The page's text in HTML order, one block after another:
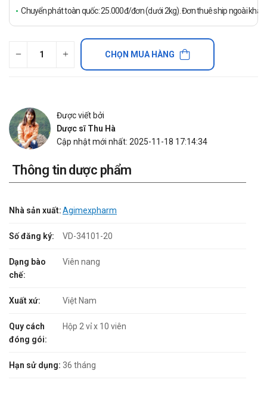
Chuyển phát toàn quốc: 25.000đ/đơn (dưới 2kg). Đơn thuê ship ngoài
CHỌN MUA HÀNG
Được viết bởi
Dược sĩ Thu Hà
Cập nhật mới nhất: 2025-11-18 17:14:34
Thông tin dược phẩm
Nhà sản xuất:Agimexpharm
Số đăng ký: VD-34101-20
Dạng bào
chế:
Viên nang
Xuất xứ: Việt Nam
Quy cách
đóng gói:
Hộp 2 vỉ x 10 viên
Hạn sử dụng: 36 tháng